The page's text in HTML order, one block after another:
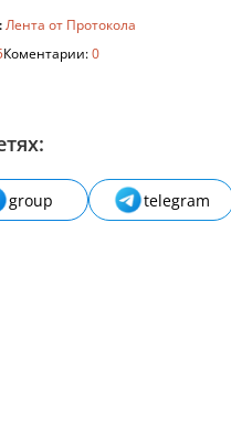
Лента от Протокола
Коментарии:0
group telegram